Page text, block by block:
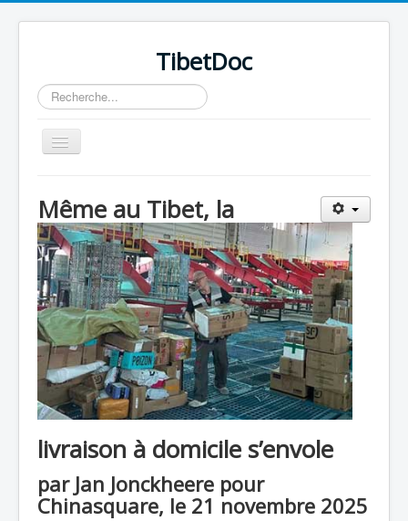
TibetDoc
Rechercher
Basculer
la
Même au Tibet, la
livraison à domicile s’envole
par Jan Jonckheere pour
Chinasquare, le 21 novembre 2025